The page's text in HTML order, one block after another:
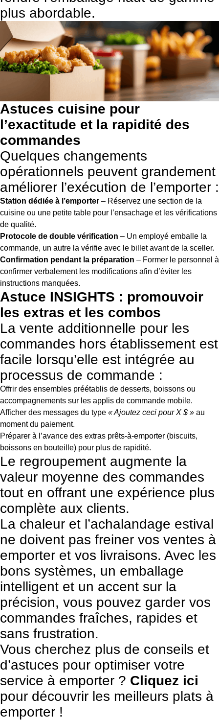
plus abordable.
Astuces cuisine pour
l’exactitude et la rapidité des
commandes
Quelques changements
opérationnels peuvent grandement
améliorer l’exécution de l’emporter :
Station dédiée à l’emporter – Réservez une section de la
cuisine ou une petite table pour l’ensachage et les vérifications
de qualité.
Protocole de double vérification – Un employé emballe la
commande, un autre la vérifie avec le billet avant de la sceller.
Confirmation pendant la préparation – Former le personnel à
confirmer verbalement les modifications afin d’éviter les
instructions manquées.
Astuce INSIGHTS : promouvoir
les extras et les combos
La vente additionnelle pour les
commandes hors établissement est
facile lorsqu’elle est intégrée au
processus de commande :
Offrir des ensembles préétablis de desserts, boissons ou
accompagnements sur les applis de commande mobile.
Afficher des messages du type « Ajoutez ceci pour X $ » au
moment du paiement.
Préparer à l’avance des extras prêts-à-emporter (biscuits,
boissons en bouteille) pour plus de rapidité.
Le regroupement augmente la
valeur moyenne des commandes
tout en offrant une expérience plus
complète aux clients.
La chaleur et l’achalandage estival
ne doivent pas freiner vos ventes à
emporter et vos livraisons. Avec les
bons systèmes, un emballage
intelligent et un accent sur la
précision, vous pouvez garder vos
commandes fraîches, rapides et
sans frustration.
Vous cherchez plus de conseils et
d’astuces pour optimiser votre
service à emporter ? Cliquez ici
pour découvrir les meilleurs plats à
emporter !